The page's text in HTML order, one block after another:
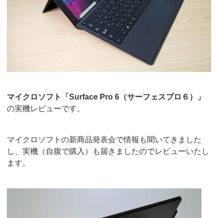
マイクロソフト「Surface Pro 6（サーフェスプロ６）」
の実機レビューです。
マイクロソフトの新商品発表会で情報も聞いてきました
し、実機（自腹で購入）も届きましたのでレビューいたし
ます。